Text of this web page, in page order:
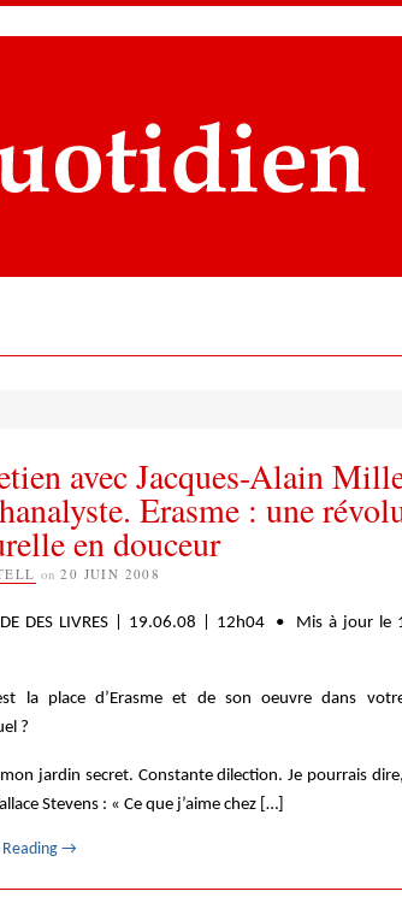
avec Jacques-Alain
Erasme : une
en douceur
on 20 JUIN 2008
DES LIVRES | 19.06.08 | 12h04 • Mis à jour le
la place d’Erasme et de son oeuvre dans
?
jardin secret. Constante dilection. Je pourrais
Stevens : « Ce que j’aime chez […]
→